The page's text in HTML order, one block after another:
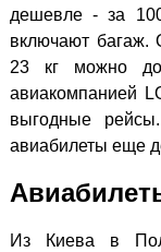
дешевле - за
включают багаж.
23 кг можно
авиакомпанией
выгодные
авиабилеты еще
Из Киева в